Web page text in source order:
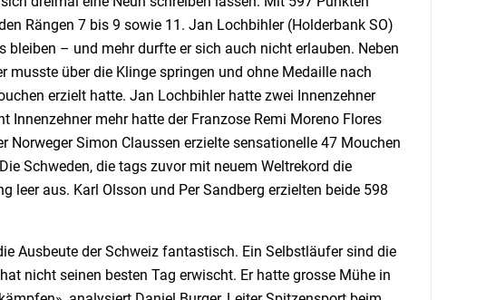
Rängen 7 bis 9 sowie 11. Jan Lochbihler (Holderbank SO)
bleiben – und mehr durfte er sich auch nicht erlauben. Neben
musste über die Klinge springen und ohne Medaille nach
erzielt hatte. Jan Lochbihler hatte zwei Innenzehner
Innenzehner mehr hatte der Franzose Remi Moreno Flores
Simon Claussen erzielte sensationelle 47 Mouchen
Schweden, die tags zuvor mit neuem Weltrekord die
leer aus. Karl Olsson und Per Sandberg erzielten beide 598
Ausbeute der Schweiz fantastisch. Ein Selbstläufer sind die
nicht seinen besten Tag erwischt. Er hatte grosse Mühe in